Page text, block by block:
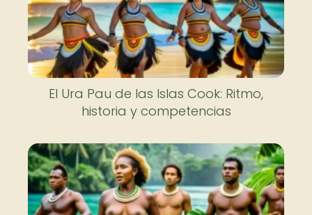
El Ura Pau de las Islas Cook: Ritmo,
historia y competencias